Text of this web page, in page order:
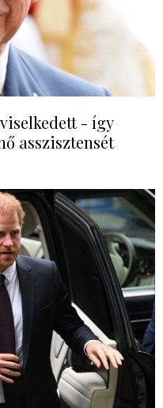
- így
asszisztensét